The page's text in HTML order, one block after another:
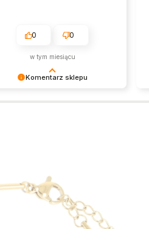
Komentarz sklepu
0 0
w tym miesiącu